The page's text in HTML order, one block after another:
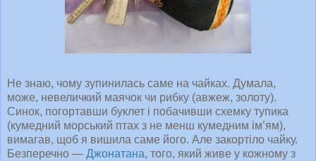
Не знаю, чому зупинилась саме на чайках. Думала,
може, невеличкий маячок чи рибку (авжеж, золоту).
Синок, погортавши буклет і побачивши схемку тупика
(кумедний морський птах з не менш кумедним ім’ям),
вимагав, щоб я вишила саме його. Але закортіло чайку.
Безперечно — Джонатана, того, який живе у кожному з